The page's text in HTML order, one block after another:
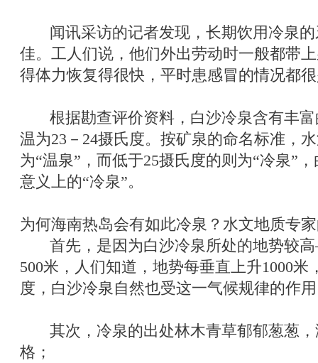
闻讯采访的记者发现，长期饮用冷泉的
佳。工人们说，他们外出劳动时一般都带
得体力恢复得很快，平时患感冒的情况都
根据勘查评价资料，白沙冷泉含有丰富
温为23－24摄氏度。按矿泉的命名标准，
为“温泉”，而低于25摄氏度的则为“冷泉”
意义上的“冷泉”。
为何海南热岛会有如此冷泉？水文地质专
首先，是因为白沙冷泉所处的地势较
500米，人们知道，地势每垂直上升1000米
度，白沙冷泉自然也受这一气候规律的作
其次，冷泉的出处林木青草郁郁葱葱，
格；